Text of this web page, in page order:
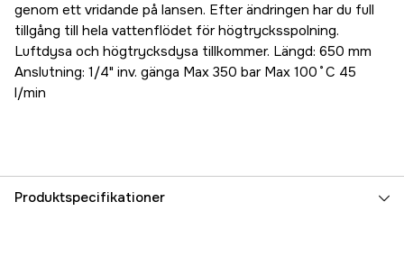
genom ett vridande på lansen. Efter ändringen har du full
tillgång till hela vattenflödet för högtrycksspolning.
Luftdysa och högtrycksdysa tillkommer. Längd: 650 mm
Anslutning: 1/4" inv. gänga Max 350 bar Max 100˚C 45
l/min
Produktspecifikationer